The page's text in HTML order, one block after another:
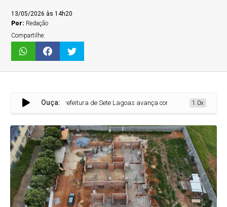
13/05/2026 às 14h20
Por: Redação
Compartilhe:
Ouça:
Prefeitura de Sete Lagoas avança com obras da UBS Dona Silvia
1.0x